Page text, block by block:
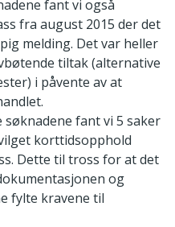
fant vi også
fra august 2015 der det
melding. Det var heller
tiltak (alternative
i påvente av at
fant vi 5 saker
korttidsopphold
Dette til tross for at det
og
fylte kravene til